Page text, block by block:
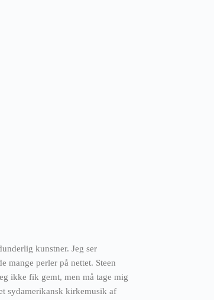
kunstner. Jeg ser
mange perler på nettet. Steen
ikke fik gemt, men må tage mig
sydamerikansk kirkemusik af